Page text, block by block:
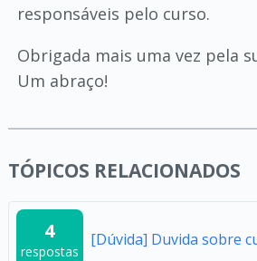
responsáveis pelo curso.
Obrigada mais uma vez pela
Um abraço!
TÓPICOS RELACIONADOS
4
respostas
[Dúvida] Duvida sobre